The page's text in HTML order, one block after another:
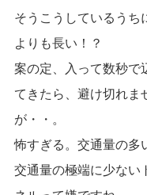
そうこうしているうち
よりも長い！？
案の定、入って数秒で
てきたら、避け切れま
が・・。
怖すぎる。交通量の多
交通量の極端に少ない